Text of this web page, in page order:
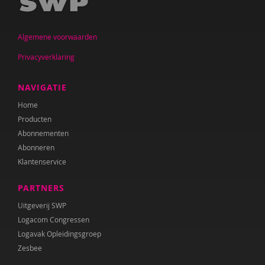
Jan De Mets
Vicky Dellas
A. van Dinther-Erkens
Angela van Dinther-Erkens
Nanne van Doorn
Wieteke van Dort
Lonneke van Elburg
Belinda Fallaux
Paula Fikkert
Yolanda Geleynse
Algemene voorwaarden
Privacyverklaring
NAVIGATIE
Home
Producten
Abonnementen
Abonneren
Klantenservice
PARTNERS
Uitgeverij SWP
Logacom Congressen
Logavak Opleidingsgroep
Zesbee